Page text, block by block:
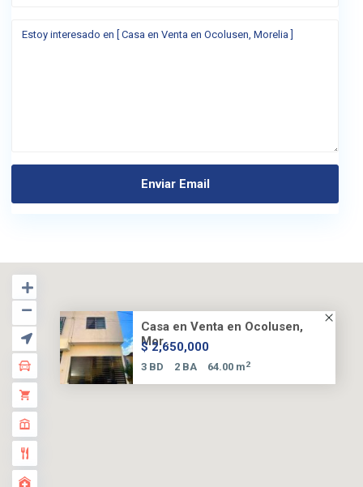
Casa en Venta en Ocolusen,
Mor...
$ 2,650,000
3 BD 2 BA 64.00 m2